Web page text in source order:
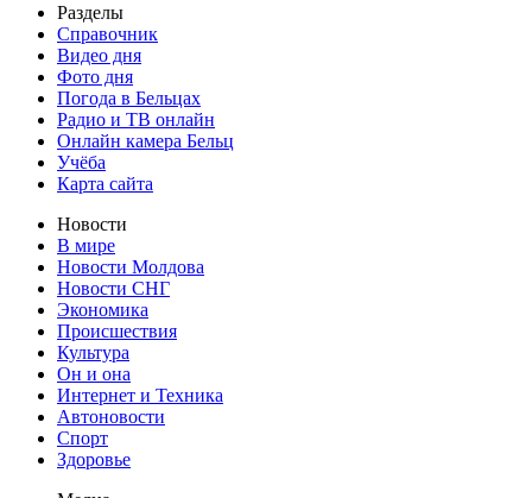
Разделы
Справочник
Видео дня
Фото дня
Погода в Бельцах
Радио и ТВ онлайн
Онлайн камера Бельц
Учёба
Карта сайта
Новости
В мире
Новости Молдова
Новости СНГ
Экономика
Происшествия
Культура
Он и она
Интернет и Техника
Автоновости
Спорт
Здоровье